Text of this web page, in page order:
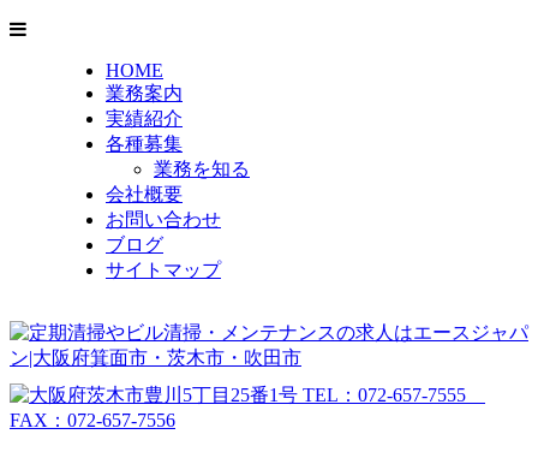
HOME
業務案内
実績紹介
各種募集
業務を知る
会社概要
お問い合わせ
ブログ
サイトマップ